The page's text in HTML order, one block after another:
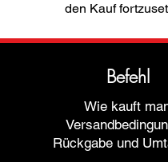
den Kauf
Befehl
Wie kauft
Rückgabe und